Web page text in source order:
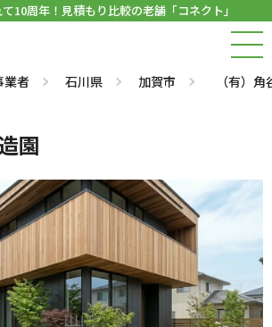
10周年！見積もり比較の老舗「コネクト」
業者 石川県 加賀市 （有）
園